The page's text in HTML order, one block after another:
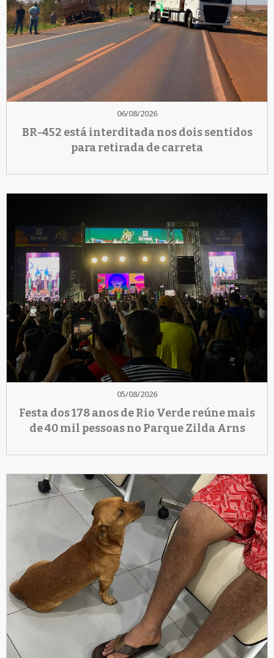
06/08/2026
BR-452 está interditada nos dois sentidos
para retirada de carreta
05/08/2026
Festa dos 178 anos de Rio Verde reúne mais
de 40 mil pessoas no Parque Zilda Arns